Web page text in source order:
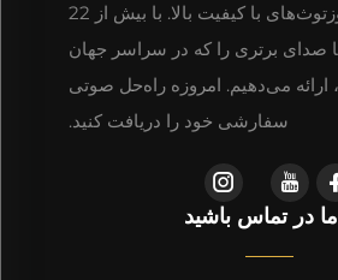
آمپ گیتار و بلوزتوث‌های با کیفیت بالا. با بیش از 22
صدای برتری را که در سراسر جهان
می‌دهیم. امروزه راه‌حل صوتی
سفارشی خود را دریافت کنید.
ما در تماس باشید